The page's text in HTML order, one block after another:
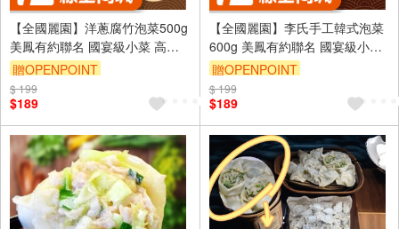
【全國麗園】洋蔥腐竹泡菜500g
美鳳有約聯名 國宴級小菜 高蛋
白 手工泡菜 開胃菜 無防腐劑 小
農辣椒 雲林蒜頭
贈OPENPOINT
$ 199
$189
【全國麗園】李氏手工韓式泡菜
600g 美鳳有約聯名 國宴級小菜
韓式泡菜 開胃菜 無防腐劑 小農
辣椒 雲林蒜頭
贈OPENPOINT
$ 199
$189